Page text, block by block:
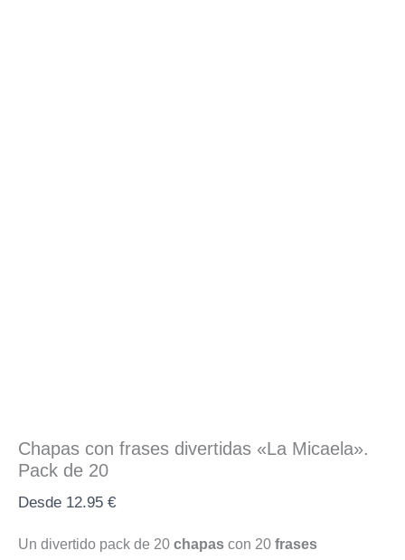
Chapas con frases divertidas «La Micaela».
Pack de 20
Desde 12.95 €
Un divertido pack de 20 chapas con 20 frases